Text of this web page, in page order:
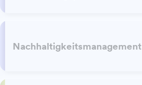
Nachhaltigkeitsmanagement